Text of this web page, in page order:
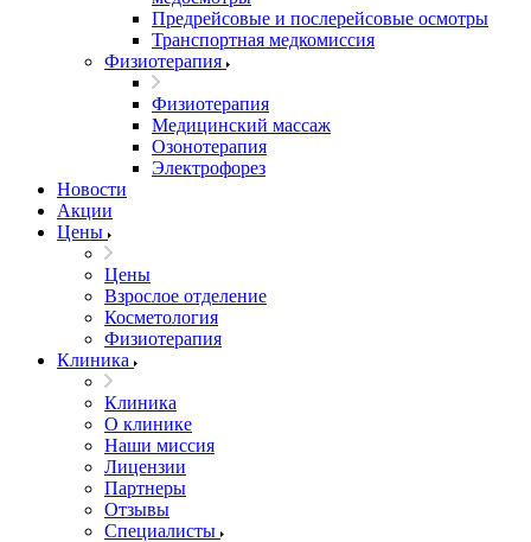
Предрейсовые и послерейсовые осмотры
Транспортная медкомиссия
Физиотерапия
Физиотерапия
Медицинский массаж
Озонотерапия
Электрофорез
Новости
Акции
Цены
Цены
Взрослое отделение
Косметология
Физиотерапия
Клиника
Клиника
О клинике
Наши миссия
Лицензии
Партнеры
Отзывы
Специалисты